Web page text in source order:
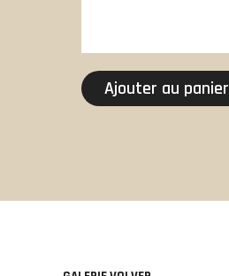
Ajouter au panier